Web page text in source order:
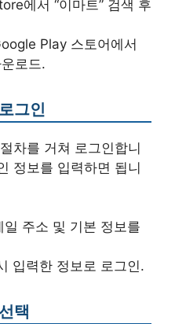
에서 “이마트” 검색 후
Play 스토어에서
로드.
그인
차를 거쳐 로그인합니
정보를 입력하면 됩니
일 주소 및 기본 정보를
입력한 정보로 로그인.
택